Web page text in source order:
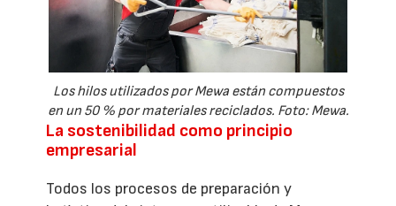
Los hilos utilizados por Mewa están compuestos
en un 50 % por materiales reciclados. Foto: Mewa.
La sostenibilidad como principio
empresarial
Todos los procesos de preparación y